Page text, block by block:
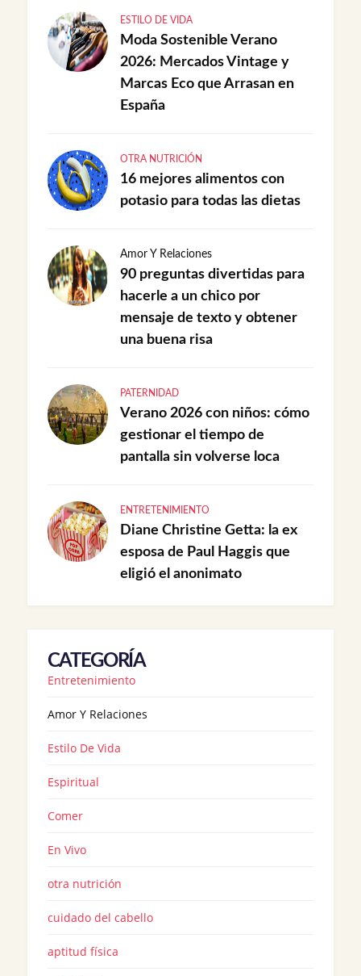
ESTILO DE VIDA
Moda Sostenible Verano
2026: Mercados Vintage y
Marcas Eco que Arrasan en
España
OTRA NUTRICIÓN
16 mejores alimentos con
potasio para todas las dietas
Amor Y Relaciones
90 preguntas divertidas para
hacerle a un chico por
mensaje de texto y obtener
una buena risa
PATERNIDAD
Verano 2026 con niños: cómo
gestionar el tiempo de
pantalla sin volverse loca
ENTRETENIMIENTO
Diane Christine Getta: la ex
esposa de Paul Haggis que
eligió el anonimato
CATEGORÍA
Entretenimiento
Amor Y Relaciones
Estilo De Vida
Espiritual
Comer
En Vivo
otra nutrición
cuidado del cabello
aptitud física